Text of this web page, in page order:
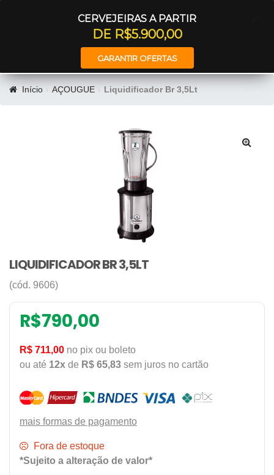
CERVEJEIRAS A PARTIR
DE R$5.900,00
GARANTIR OFERTAS
Início AÇOUGUE Liquidificador Br 3,5Lt
LIQUIDIFICADOR BR 3,5LT
(cód. 9606)
R$790,00
R$ 711,00 no pix ou boleto
ou até 12x de R$ 65,83 sem juros no cartão
mais formas de pagamento
Fora de estoque
*Sujeito a alteração de valor*